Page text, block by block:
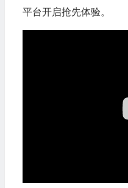
平台开启抢先体验。